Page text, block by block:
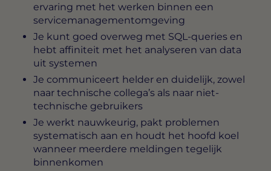
ervaring met het werken binnen een
servicemanagementomgeving
Je kunt goed overweg met SQL-queries en
hebt affiniteit met het analyseren van data
uit systemen
Je communiceert helder en duidelijk, zowel
naar technische collega’s als naar niet-
technische gebruikers
Je werkt nauwkeurig, pakt problemen
systematisch aan en houdt het hoofd koel
wanneer meerdere meldingen tegelijk
binnenkomen